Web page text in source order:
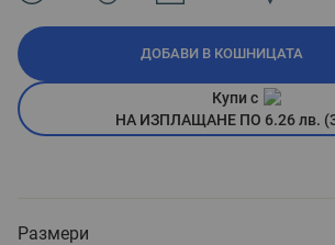
ДОБАВИ В КОШНИЦАТА
Купи с
НА ИЗПЛАЩАНЕ ПО 6.26 лв.
Размери